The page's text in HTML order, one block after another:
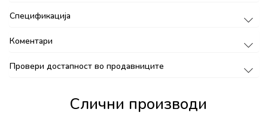
Спецификација
Коментари
Провери достапност во продавниците
Слични производи